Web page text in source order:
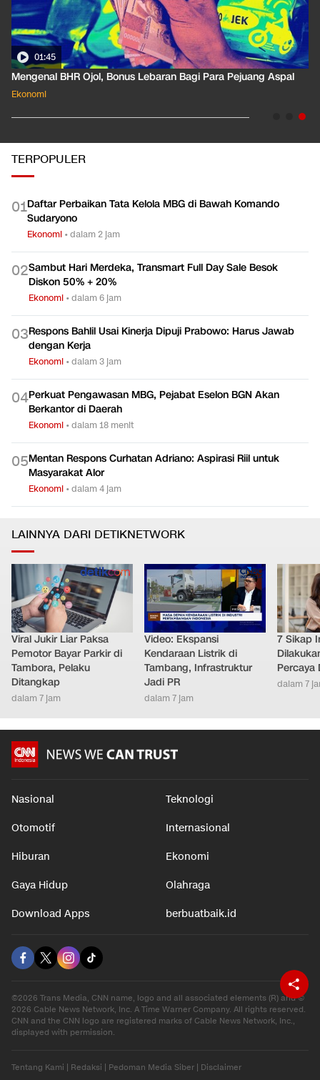
01:35
Pahami Dampak Kenaikan Suku Bunga Acuan ke Cicilan KPR
Ekonomi
TERPOPULER
01Daftar Perbaikan Tata Kelola MBG di Bawah Komando
Sudaryono
Ekonomi •dalam 2 jam
02Sambut Hari Merdeka, Transmart Full Day Sale Besok
Diskon 50% + 20%
Ekonomi •dalam 6 jam
03Respons Bahlil Usai Kinerja Dipuji Prabowo: Harus Jawab
dengan Kerja
Ekonomi •dalam 3 jam
04Perkuat Pengawasan MBG, Pejabat Eselon BGN Akan
Berkantor di Daerah
Ekonomi •dalam 18 menit
05Mentan Respons Curhatan Adriano: Aspirasi Riil untuk
Masyarakat Alor
Ekonomi •dalam 4 jam
LAINNYA DARI DETIKNETWORK
Viral Jukir Liar Paksa
Pemotor Bayar Parkir di
Tambora, Pelaku
Ditangkap
dalam 7 jam
Video: Ekspansi
Kendaraan Listrik di
Tambang, Infrastruktur
Jadi PR
dalam 7 jam
7 Sikap
Percaya
dalam 7
Nasional Teknologi
Otomotif Internasional
Hiburan Ekonomi
Gaya Hidup Olahraga
Download Apps berbuatbaik.id
©2026 Trans Media, CNN name, logo and all associated elements (R) and ©
2026 Cable News Network, Inc. A Time Warner Company. All rights reserved.
CNN and the CNN logo are registered marks of Cable News Network, Inc.,
displayed with permission.
Tentang Kami Redaksi Pedoman Media Siber Disclaimer